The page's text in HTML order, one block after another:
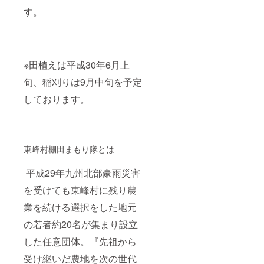
す。
※田植えは平成30年6月上
旬、稲刈りは9月中旬を予定
しております。
東峰村棚田まもり隊とは
平成29年九州北部豪雨災害
を受けても東峰村に残り農
業を続ける選択をした地元
の若者約20名が集まり設立
した任意団体。『先祖から
受け継いだ農地を次の世代